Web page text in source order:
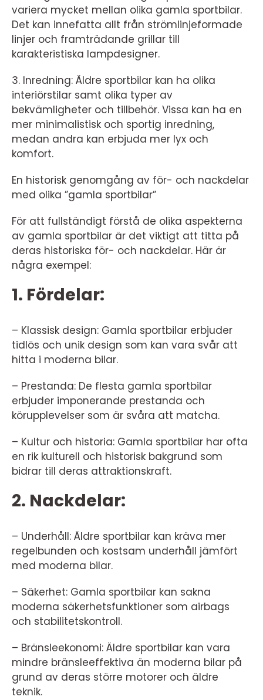
variera mycket mellan olika gamla sportbilar.
Det kan innefatta allt från strömlinjeformade
linjer och framträdande grillar till
karakteristiska lampdesigner.
3. Inredning: Äldre sportbilar kan ha olika
interiörstilar samt olika typer av
bekvämligheter och tillbehör. Vissa kan ha en
mer minimalistisk och sportig inredning,
medan andra kan erbjuda mer lyx och
komfort.
En historisk genomgång av för- och nackdelar
med olika ”gamla sportbilar”
För att fullständigt förstå de olika aspekterna
av gamla sportbilar är det viktigt att titta på
deras historiska för- och nackdelar. Här är
några exempel:
1. Fördelar:
– Klassisk design: Gamla sportbilar erbjuder
tidlös och unik design som kan vara svår att
hitta i moderna bilar.
– Prestanda: De flesta gamla sportbilar
erbjuder imponerande prestanda och
körupplevelser som är svåra att matcha.
– Kultur och historia: Gamla sportbilar har ofta
en rik kulturell och historisk bakgrund som
bidrar till deras attraktionskraft.
2. Nackdelar:
– Underhåll: Äldre sportbilar kan kräva mer
regelbunden och kostsam underhåll jämfört
med moderna bilar.
– Säkerhet: Gamla sportbilar kan sakna
moderna säkerhetsfunktioner som airbags
och stabilitetskontroll.
– Bränsleekonomi: Äldre sportbilar kan vara
mindre bränsleeffektiva än moderna bilar på
grund av deras större motorer och äldre
teknik.